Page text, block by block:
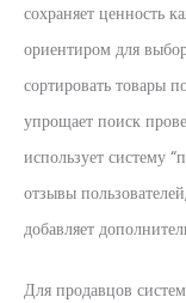
сохраняет ценность
ориентиром для
сортировать товары
упрощает поиск
использует систему
отзывы
добавляет
Для продавцов